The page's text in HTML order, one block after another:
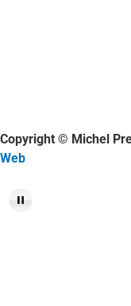
Copyright © Michel
Web